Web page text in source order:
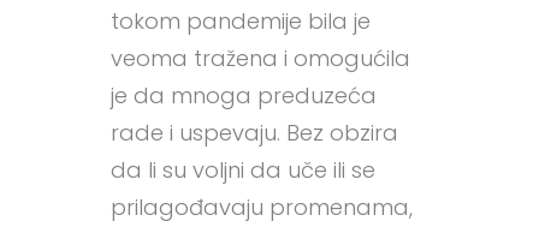
tokom pandemije bila je
veoma tražena i omogućila
je da mnoga preduzeća
rade i uspevaju. Bez obzira
da li su voljni da uče ili se
prilagođavaju promenama,